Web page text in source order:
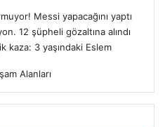
Messi yapacağını yaptı
12 şüpheli gözaltına alındı
kaza: 3 yaşındaki Eslem
Alanları